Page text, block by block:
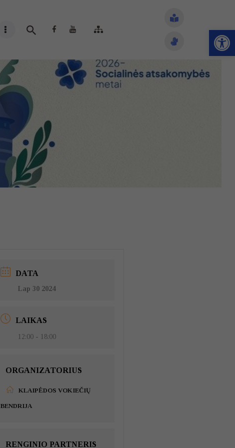
Open toolbar
DATA
Lap 30 2024
LAIKAS
12:00 - 18:00
ORGANIZATORIUS
KLAIPĖDOS VOKIEČIŲ
BENDRIJA
RENGINIO PARTNERIS